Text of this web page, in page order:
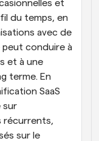
et
du temps, en
avec de
conduire à
et à une
terme. En
SaaS
sur
récurrents,
sur le